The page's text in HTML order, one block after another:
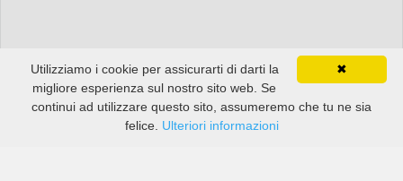
✖
Utilizziamo i cookie per assicurarti di darti la
migliore esperienza sul nostro sito web. Se
continui ad utilizzare questo sito, assumeremo che tu ne sia
felice. Ulteriori informazioni